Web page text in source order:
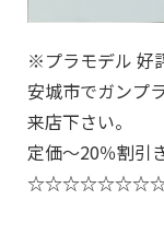
※プラモデル 好
安城市でガンプ
来店下さい。
定価～20％割引